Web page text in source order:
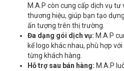
M.A.P còn cung cấp dịch vụ
thương hiệu, giúp bạn tạo
ấn tượng trên thị trường.
Đa dạng gói dịch vụ: M.A.P
kế logo khác nhau, phù hợp
từng khách hàng.
Hỗ trợ sau bán hàng: M.A.P